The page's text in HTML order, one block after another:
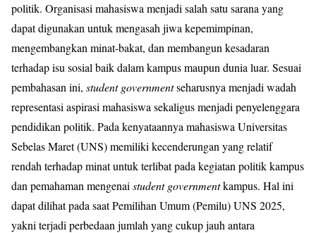
politik. Organisasi mahasiswa menjadi salah satu sarana yang
dapat digunakan untuk mengasah jiwa kepemimpinan,
mengembangkan minat-bakat, dan membangun kesadaran
terhadap isu sosial baik dalam kampus maupun dunia luar. Sesuai
pembahasan ini, student governmentseharusnya menjadi wadah
representasi aspirasi mahasiswa sekaligus menjadi penyelenggara
pendidikan politik. Pada kenyataannya mahasiswa Universitas
Sebelas Maret (UNS) memiliki kecenderungan yang relatif
rendah terhadap minat untuk terlibat pada kegiatan politik kampus
dan pemahaman mengenaistudent governmentkampus. Hal ini
dapat dilihat pada saat Pemilihan Umum (Pemilu) UNS 2025,
yakni terjadi perbedaan jumlah yang cukup jauh antara